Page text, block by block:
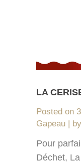
LA
Posted on
Gapeau
by
Pour
Déchet,